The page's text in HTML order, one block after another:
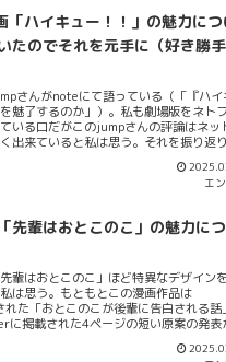
ハイキュー！！」の魅力につ
たのでそれを元手に（好き勝手
さんがnoteにて語っている（「『ハイ
魅了するのか」）。私も劇場版をネト
いる口だがこのjumpさんの評論はネッ
出来ていると私は思う。それを振り返
劇場版第二幕が待ち遠しい...俄かファ
アニメ/漫画が多いようだ）がそういう
けと挑戦」とされている）について持
。どんな努力をしてもどんな功績を上
って上行かれる。技術や考え方が変われ
とである。用具だけではない。トレー
...いくらでもソリューションがあってそ
がにここまでjump...
エ
先輩はおとこのこ」の魅力に
輩はおとこのこ」ほど特異なデザイン
は思う。もともとこの漫画作品は
た「おとこのこが後輩に告白される話
掲載された4ページの短い原案の発表
月30日に見事完結（主にこれが後述す